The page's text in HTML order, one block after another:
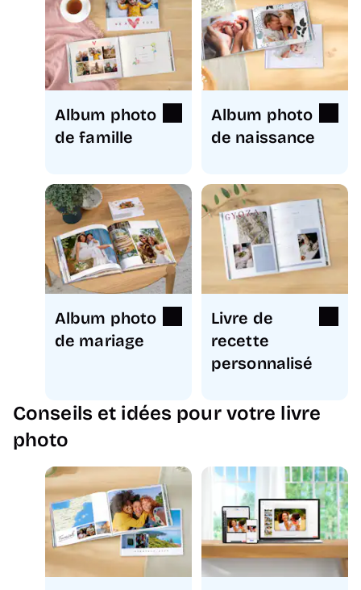
Album photo
de famille
Album photo
de naissance
Album photo
de mariage
Livre de
recette
personnalisé
Conseils et idées pour votre livre
photo